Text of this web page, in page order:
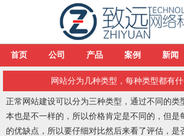
首页 公司 产品 案例 新闻
网站分为几种类型，每种类型都有
正常网站建设可以分为三种类型，通过不同的类
本也是不一样的，所以价格肯定是不同的，但是
的优缺点，所以要仔细对比然后来看了评估，是